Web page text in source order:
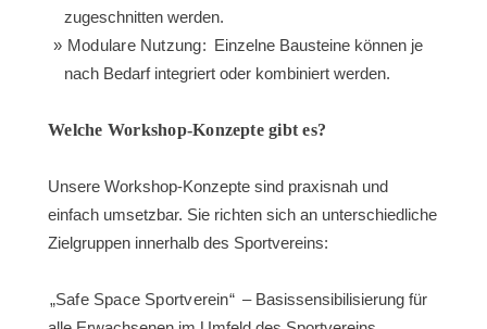
zugeschnitten werden.
Modulare Nutzung:
Einzelne Bausteine können je
nach Bedarf integriert oder kombiniert werden.
Welche Workshop-Konzepte gibt es?
Unsere Workshop-Konzepte sind praxisnah und
einfach umsetzbar. Sie richten sich an unterschiedliche
Zielgruppen innerhalb des Sportvereins:
„Safe Space Sportverein“ – Basissensibilisierung für